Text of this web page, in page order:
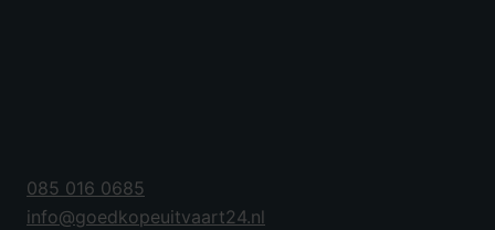
085 016 0685
info@goedkopeuitvaart24.nl